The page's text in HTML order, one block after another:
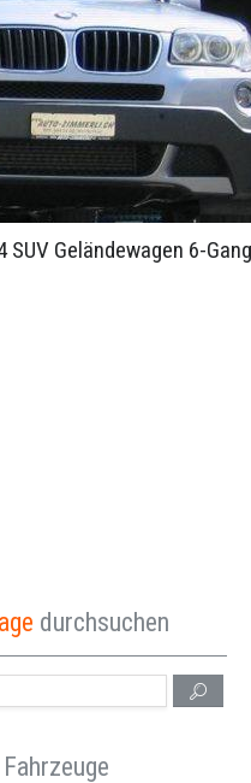
SUV Geländewagen 6-
durchsuchen
Fahrzeuge